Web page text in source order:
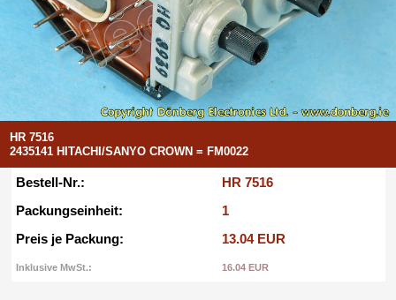
HR 7516
2435141 HITACHI/SANYO CROWN = FM0022
Bestell-Nr.:
HR 7516
Packungseinheit:
1
Preis je Packung:
13.04 EUR
Inklusive MwSt.: 16.04 EUR